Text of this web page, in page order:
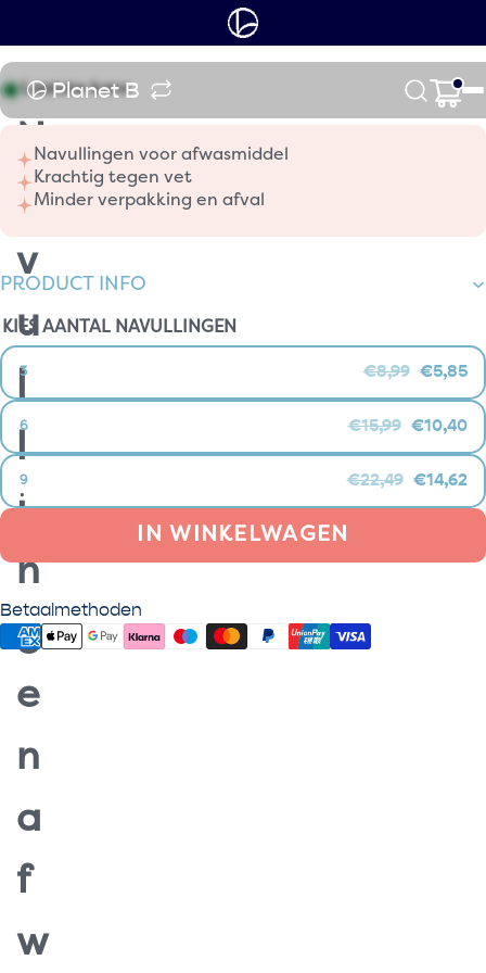
Planet B
N
a
v
u
l
l
i
n
g
e
n
a
f
w
Laatste kans
Navullingen voor afwasmiddel
Krachtig tegen vet
Minder verpakking en afval
PRODUCT INFO
KIES AANTAL NAVULLINGEN
3 €8,99 €5,85
6 €15,99 €10,40
9 €22,49 €14,62
IN WINKELWAGEN
Betaalmethoden